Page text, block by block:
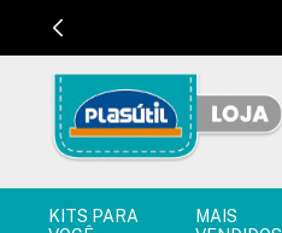
KITS PARA
MAIS